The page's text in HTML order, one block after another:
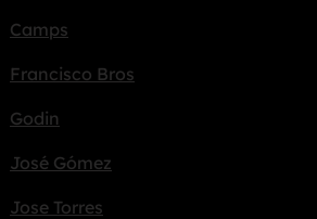
Camps
Francisco Bros
Godin
José Gómez
Jose Torres